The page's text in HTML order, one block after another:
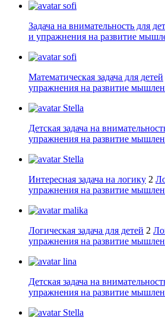
sofi
Задача на внимательность для
и упражнения на развитие
sofi
Математическая задача для детей
упражнения на развитие
Stella
Детская задача на
упражнения на развитие
Stella
Интересная задача на логику 2
упражнения на развитие
malika
Логическая задача для детей 2
упражнения на развитие
lina
Детская задача на
упражнения на развитие
Stella